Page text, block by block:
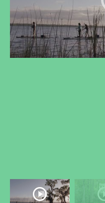
ACTUALITÉS
A PROPOS DE
Médias
Kits de film
À LA